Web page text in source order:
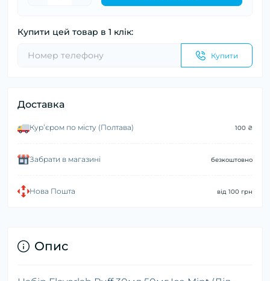
Купити цей товар в 1 клік:
Купити
Доставка
Курʼєром по місту (Полтава) 100 ₴
Забрати в магазині безкоштовно
Нова Пошта від 100 грн
Опис